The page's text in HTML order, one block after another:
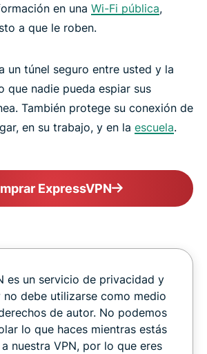
en una Wi-Fi pública,
a que le roben.
un túnel seguro entre usted y la
que nadie pueda espiar sus
También protege su conexión de
en su trabajo, y en la escuela.
ExpressVPN
es un servicio de privacidad y
no debe utilizarse como medio
de autor. No podemos
lo que haces mientras estás
nuestra VPN, por lo que eres